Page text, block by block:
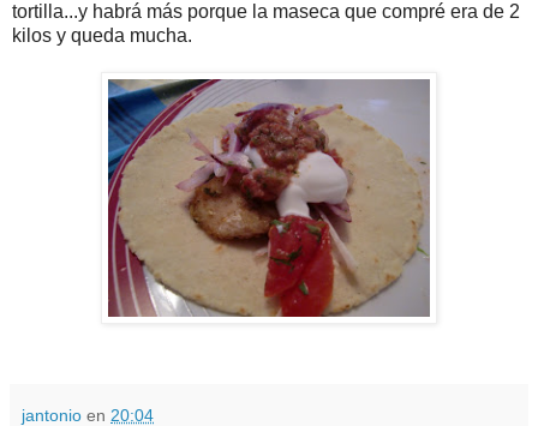
tortilla...y habrá más porque la maseca que compré era de 2
kilos y queda mucha.
jantonio en 20:04